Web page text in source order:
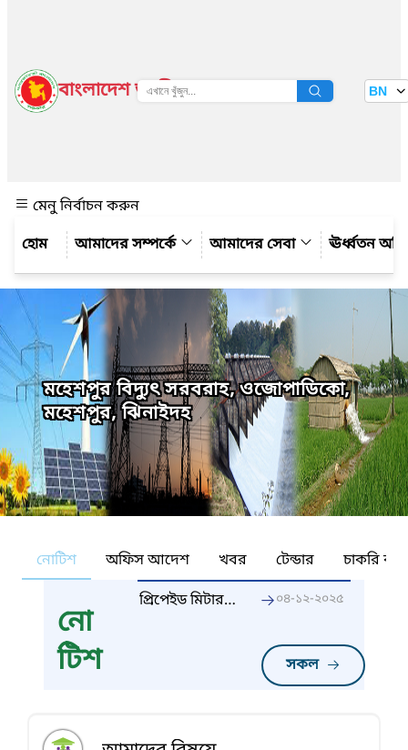
বাংলাদেশ জাতীয় তথ্য বাতায়ন BN
মেনু নির্বাচন করুন
আমাদের সম্পর্কে
আমাদের সেবা ঊর্ধ্বতন
মহেশপুর বিদ্যুৎ সরবরাহ, ওজোপাডিকো,
মহেশপুর, ঝিনাইদহ
নোটিশ অফিস আদেশ খবর টেন্ডার চাকরি
নো
টিশ
সকল
প্রিপেইড মিটার
০৪-১২-২০২৫